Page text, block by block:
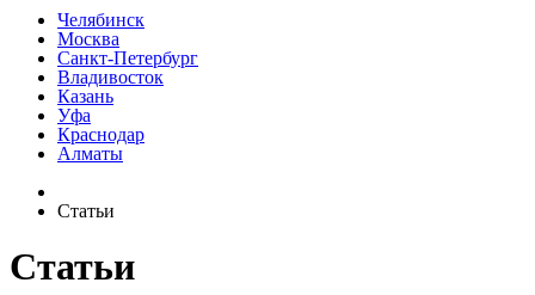
Челябинск
Москва
Санкт-Петербург
Владивосток
Казань
Уфа
Краснодар
Алматы
Статьи
Статьи